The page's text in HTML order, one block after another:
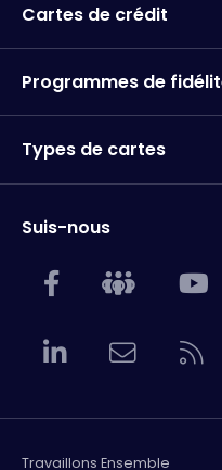
Cartes de crédit
Programmes de
Types de cartes
Suis-nous
Travaillons Ensemble